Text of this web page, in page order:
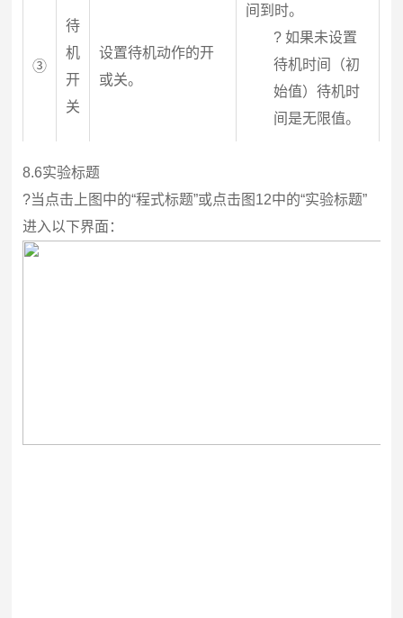
间到时。
? 如果未设置
待机时间（初
始值）待机时
间是无限值。
③
待
机
开
关
设置待机动作的开
或关。
8.6实验标题
?当点击上图中的“程式标题”或点击图12中的“实验标题”
进入以下界面：